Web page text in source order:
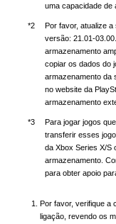
uma capacidade de
*2
Por favor, atualize
versão: 21.01-
armazenamento
copiar os dados do
armazenamento da
no website da
armazenamento
*3
Para jogar jogos
transferir esses
da Xbox Series X/S
armazenamento.
para obter apoio
Por favor, verifique a
ligação, revendo os